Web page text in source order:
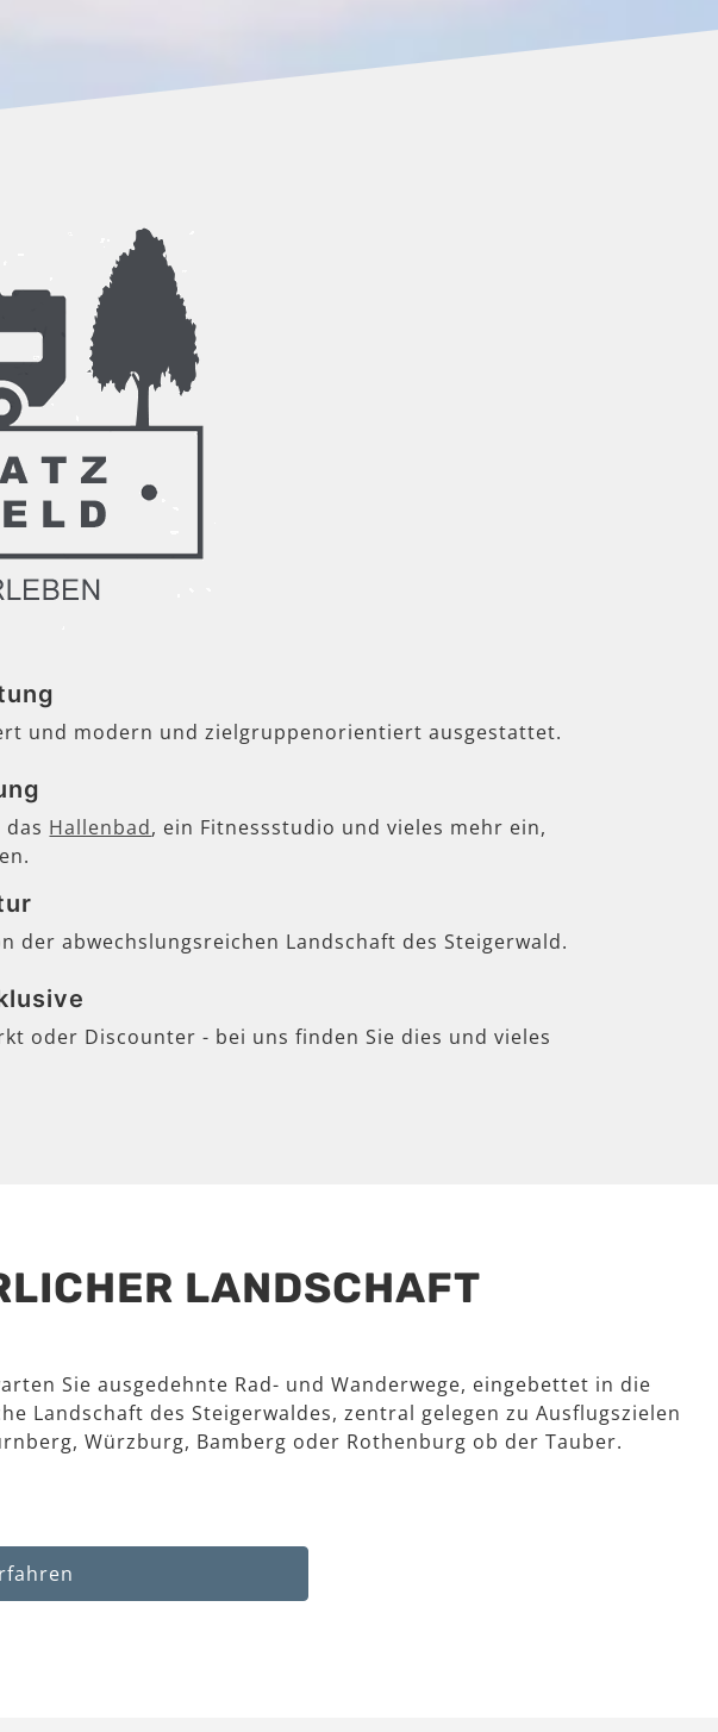
und modern und zielgruppenorientiert ausgestattet.
das Hallenbad, ein Fitnessstudio und vieles mehr ein,
der abwechslungsreichen Landschaft des Steigerwald.
oder Discounter - bei uns finden Sie dies und vieles
LANDSCHAFT
Sie ausgedehnte Rad- und Wanderwege, eingebettet in die
Landschaft des Steigerwaldes, zentral gelegen zu Ausflugszielen
Würzburg, Bamberg oder Rothenburg ob der Tauber.